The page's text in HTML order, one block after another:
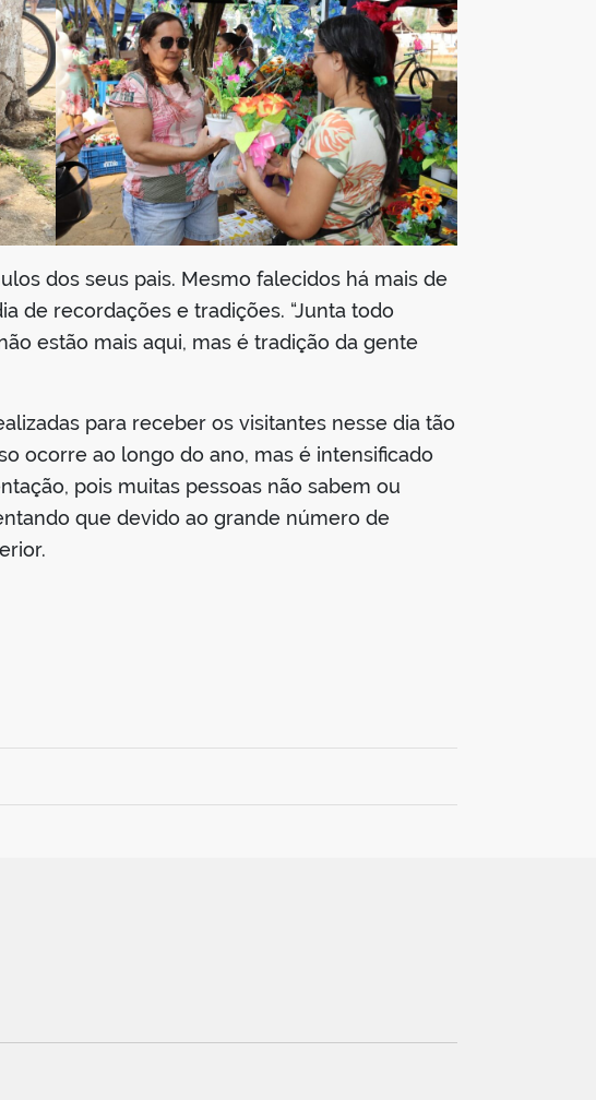
dos seus pais. Mesmo falecidos há mais de
de recordações e tradições. “Junta todo
estão mais aqui, mas é tradição da gente
para receber os visitantes nesse dia tão
ocorre ao longo do ano, mas é intensificado
pois muitas pessoas não sabem ou
que devido ao grande número de